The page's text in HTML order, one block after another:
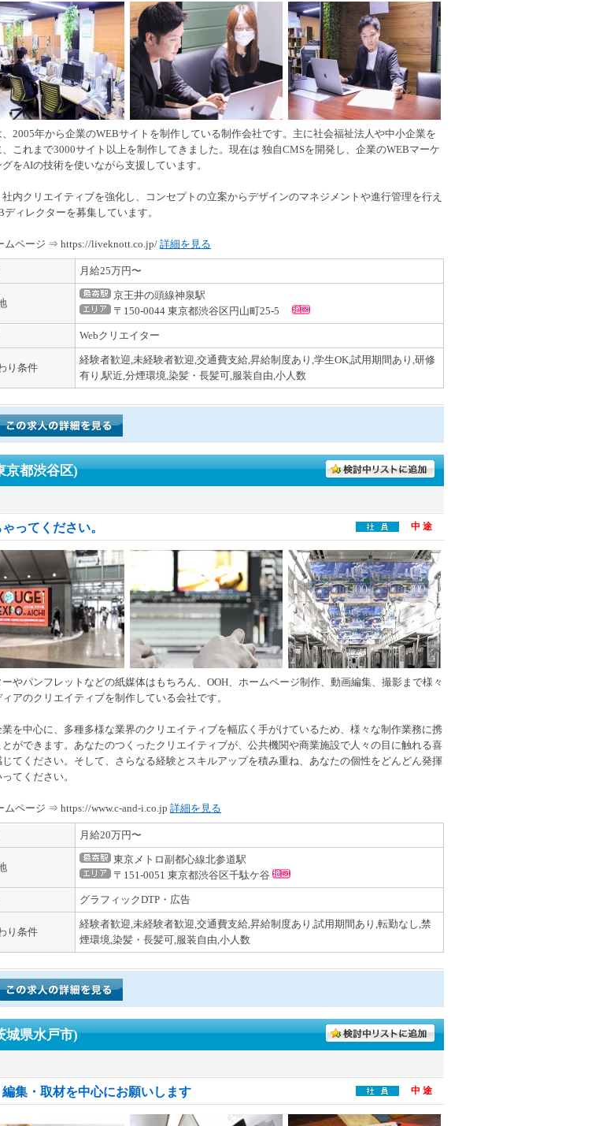
2005年から企業のWEBサイトを制作している制作会社です。主に社会福祉法人や中小企業を
これまで3000サイト以上を制作してきました。現在は 独自CMSを開発し、企業のWEBマーケ
グをAIの技術を使いながら支援しています。
内クリエイティブを強化し、コンセプトの立案からデザインのマネジメントや進行管理を行え
ディレクターを募集しています。
ページ ⇒ https://liveknott.co.jp/ 詳細を見る
月給25万円〜
京王井の頭線神泉駅
〒150-0044 東京都渋谷区円山町25-5
Webクリエイター
り条件
経験者歓迎,未経験者歓迎,交通費支給,昇給制度あり,学生OK,試用期間あり,研修
有り,駅近,分煙環境,染髪・長髪可,服装自由,小人数
京都渋谷区)
ってください。 中 途
やパンフレットなどの紙媒体はもちろん、OOH、ホームページ制作、動画編集、撮影まで様々
ィアのクリエイティブを制作している会社です。
業を中心に、多種多様な業界のクリエイティブを幅広く手がけているため、様々な制作業務に携
とができます。あなたのつくったクリエイティブが、公共機関や商業施設で人々の目に触れる喜
じてください。そして、さらなる経験とスキルアップを積み重ね、あなたの個性をどんどん発揮
てください。
ページ ⇒ https://www.c-and-i.co.jp 詳細を見る
月給20万円〜
東京メトロ副都心線北参道駅
〒151-0051 東京都渋谷区千駄ケ谷
グラフィックDTP・広告
り条件
経験者歓迎,未経験者歓迎,交通費支給,昇給制度あり,試用期間あり,転勤なし,禁
煙環境,染髪・長髪可,服装自由,小人数
城県水戸市)
集・取材を中心にお願いします 中 途